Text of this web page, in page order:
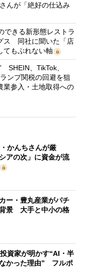
んが「絶好の仕込み
できる新形態レストラ
ス 同社に聞いた「店
てもぶれない軸
SHEIN、TikTok、
ンプ関税の回避を狙
参入・土地取得への
かんちさんが厳
アの次」に資金が流
ー・豊丸産業がパチ
景 大手と中小の格
資家が明かす“AI・半
かった理由” フルポ